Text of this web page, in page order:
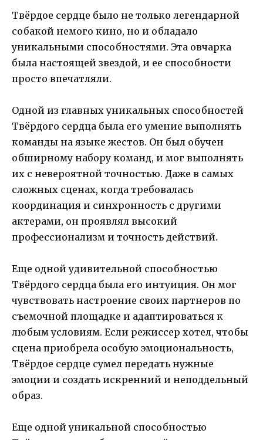
Твёрдое сердце было не только легендарной
собакой немого кино, но и обладало
уникальными способностями. Эта овчарка
была настоящей звездой, и ее способности
просто впечатляли.
Одной из главных уникальных способностей
Твёрдого сердца была его умение выполнять
команды на языке жестов. Он был обучен
обширному набору команд, и мог выполнять
их с невероятной точностью. Даже в самых
сложных сценах, когда требовалась
координация и синхронность с другими
актерами, он проявлял высокий
профессионализм и точность действий.
Еще одной удивительной способностью
Твёрдого сердца была его интуиция. Он мог
чувствовать настроение своих партнеров по
съемочной площадке и адаптироваться к
любым условиям. Если режиссер хотел, чтобы
сцена приобрела особую эмоциональность,
Твёрдое сердце сумел передать нужные
эмоции и создать искренний и неподдельный
образ.
Еще одной уникальной способностью